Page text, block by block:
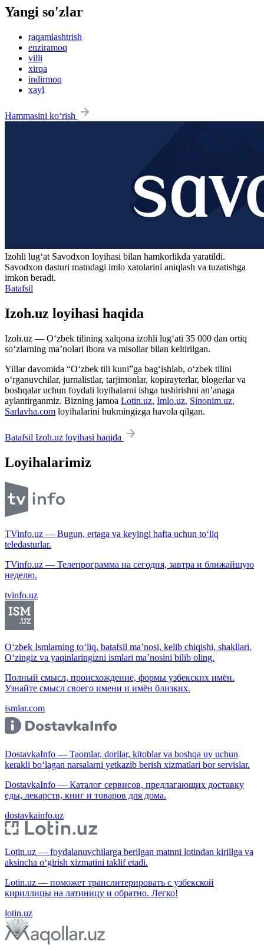
Yangi so'zlar
raqamlashtrish
enziramoq
villi
xirqa
indirmoq
xayl
Hammasini ko‘rish
Izohli lugʻat Savodxon loyihasi bilan hamkorlikda yaratildi.
Savodxon dasturi matndagi imlo xatolarini aniqlash va tuzatishga
imkon beradi.
Batafsil
Izoh.uz loyihasi haqida
Izoh.uz — O‘zbek tilining xalqona izohli lug‘ati 35 000 dan ortiq
so‘zlarning ma’nolari ibora va misollar bilan keltirilgan.
Yillar davomida “O‘zbek tili kuni”ga bag‘ishlab, o‘zbek tilini
o‘rganuvchilar, jurnalistlar, tarjimonlar, kopirayterlar, blogerlar va
boshqalar uchun foydali loyihalarni ishga tushirishni an’anaga
aylantirganmiz. Bizning jamoa Lotin.uz, Imlo.uz, Sinonim.uz,
Sarlavha.com loyihalarini hukmingizga havola qilgan.
Batafsil Izoh.uz loyihasi haqida
Loyihalarimiz
TVinfo.uz — Bugun, ertaga va keyingi hafta uchun to‘liq
teledasturlar.
TVinfo.uz — Телепрограмма на сегодня, завтра и ближайшую
неделю.
tvinfo.uz
O‘zbek Ismlarning to‘liq, batafsil ma’nosi, kelib chiqishi, shakllari.
O‘zingiz va yaqinlaringizni ismlari ma’nosini bilib oling.
Полный смысл, происхождение, формы узбекских имён.
Узнайте смысл своего имени и имён близких.
ismlar.com
DostavkaInfo — Taomlar, dorilar, kitoblar va boshqa uy uchun
kerakli bo‘lagan narsalarni yetkazib berish xizmatlari bor servislar.
DostavkaInfo — Каталог сервисов, предлагающих доставку
еды, лекарств, книг и товаров для дома.
dostavkainfo.uz
Lotin.uz — foydalanuvchilarga berilgan matnni lotindan kirillga va
aksincha o‘girish xizmatini taklif etadi.
Lotin.uz — поможет транслитерировать с узбекской
кириллицы на латиницу и обратно. Легко!
lotin.uz